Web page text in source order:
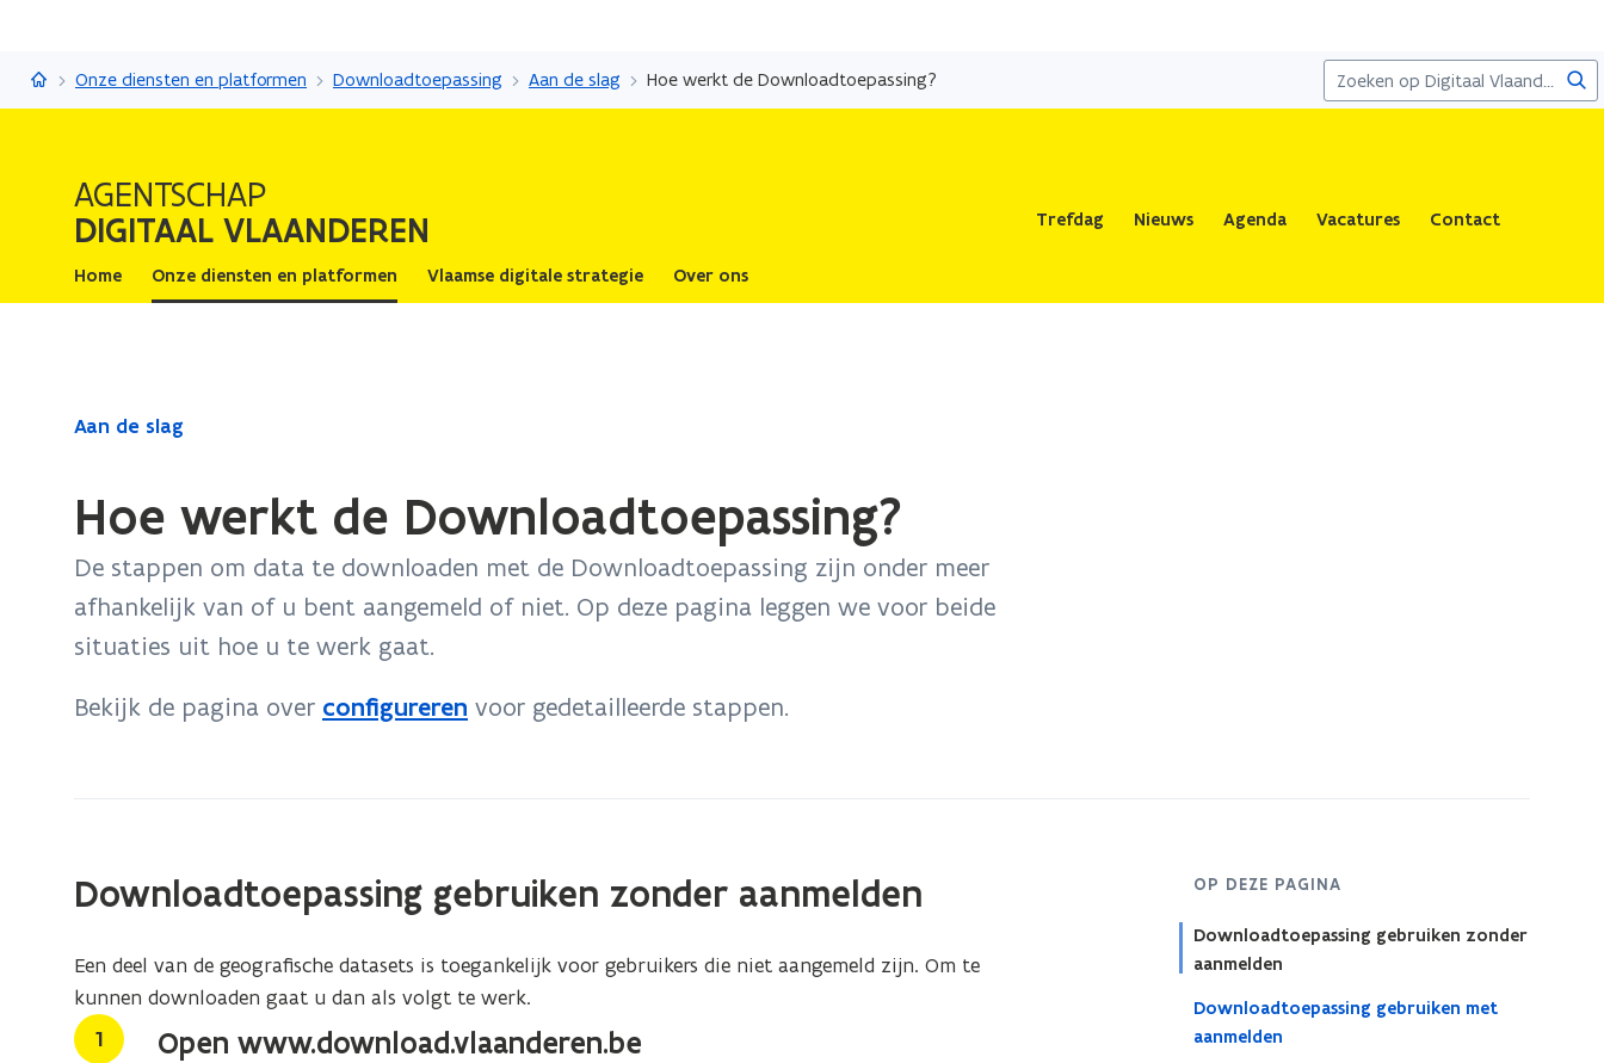
en
naar
Digitaal Vlaanderen
Onze diensten en platformen Downloadtoepassing Aan de slag Hoe werkt de Downloadtoepassing?
AGENTSCHAP
DIGITAAL VLAANDEREN Trefdag Nieuws Agenda Vacatures Contact
Home Onze diensten en platformen Vlaamse digitale strategie Over ons
Gedaan
bevindt
Aan de slag
Hoe werkt de Downloadtoepassing?
De stappen om data te downloaden met de Downloadtoepassing zijn onder meer
afhankelijk van of u bent aangemeld of niet. Op deze pagina leggen we voor beide
situaties uit hoe u te werk gaat.
Bekijk de pagina over configureren voor gedetailleerde stappen.
OP DEZE PAGINA
Downloadtoepassing gebruiken zonder
aanmelden
Downloadtoepassing gebruiken met
aanmelden
Downloadtoepassing gebruiken zonder aanmelden
Een deel van de geografische datasets is toegankelijk voor gebruikers die niet aangemeld zijn. Om te
kunnen downloaden gaat u dan als volgt te werk.
Stap
1 Open www.download.vlaanderen.be